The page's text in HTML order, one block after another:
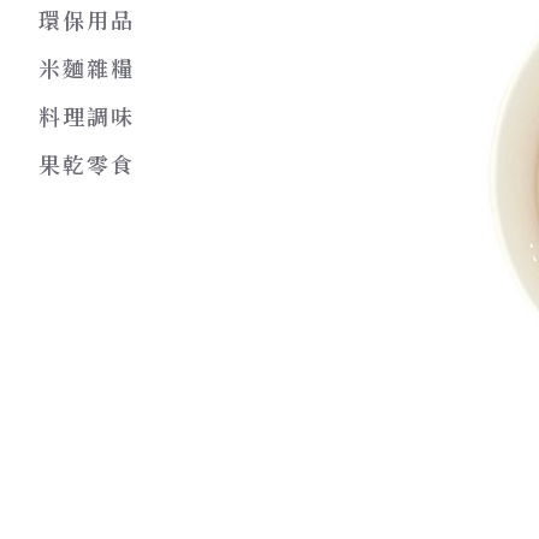
環保用品
米麵雜糧
料理調味
果乾零食